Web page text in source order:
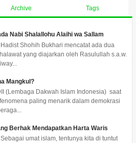
Archive Tags
Nabi Shalallohu Alaihi wa Sallam
Shohih Bukhari mencatat ada dua
yang diajarkan oleh Rasulullah s.a.w.
Mangkul?
(Lembaga Dakwah Islam Indonesia) saat
paling menarik dalam demokrasi
Berhak Mendapatkan Harta Waris
Sebagai umat islam, tentunya kita di tuntut